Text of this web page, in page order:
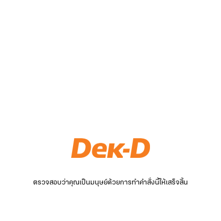
ตรวจสอบว่าคุณเป็นมนุษย์ด้วยการทำคำสั่งนี้ให้เสร็จสิ้น